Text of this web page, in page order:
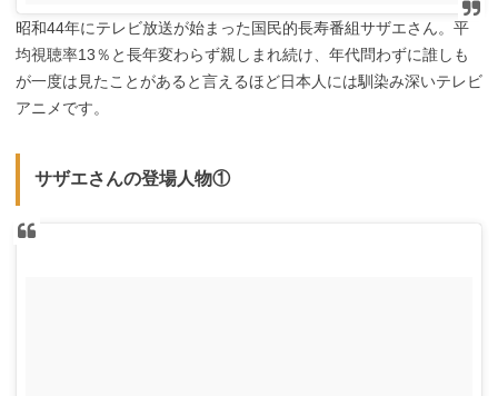
昭和44年にテレビ放送が始まった国民的長寿番組サザエさん。平
均視聴率13％と長年変わらず親しまれ続け、年代問わずに誰しも
が一度は見たことがあると言えるほど日本人には馴染み深いテレビ
アニメです。
サザエさんの登場人物①